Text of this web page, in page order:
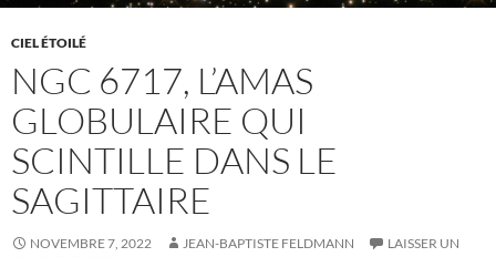
CIEL ÉTOILÉ
NGC 6717, L’AMAS
GLOBULAIRE QUI
SCINTILLE DANS LE
SAGITTAIRE
NOVEMBRE 7, 2022 JEAN-BAPTISTE FELDMANN
LAISSER UN